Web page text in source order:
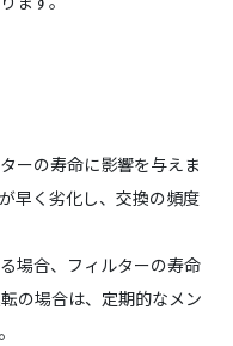
ーの寿命に影響を与えま
早く劣化し、交換の頻度
場合、フィルターの寿命
の場合は、定期的なメン